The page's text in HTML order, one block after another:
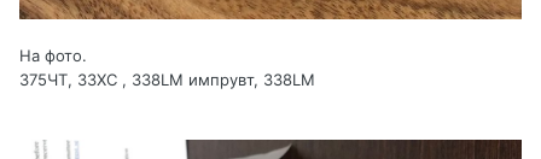
На фото.
375ЧТ, 33ХС , 338LM импрувт, 338LM